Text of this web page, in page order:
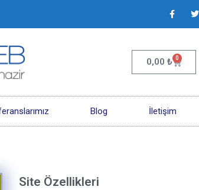
0,00₺ 0
Blog İletişim
Site Özellikleri